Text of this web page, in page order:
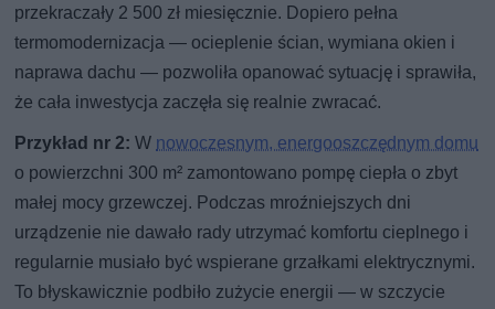
przekraczały 2 500 zł miesięcznie. Dopiero pełna
termomodernizacja — ocieplenie ścian, wymiana okien i
naprawa dachu — pozwoliła opanować sytuację i sprawiła,
że cała inwestycja zaczęła się realnie zwracać.
Przykład nr 2: W nowoczesnym, energooszczędnym domu
o powierzchni 300 m² zamontowano pompę ciepła o zbyt
małej mocy grzewczej. Podczas mroźniejszych dni
urządzenie nie dawało rady utrzymać komfortu cieplnego i
regularnie musiało być wspierane grzałkami elektrycznymi.
To błyskawicznie podbiło zużycie energii — w szczycie